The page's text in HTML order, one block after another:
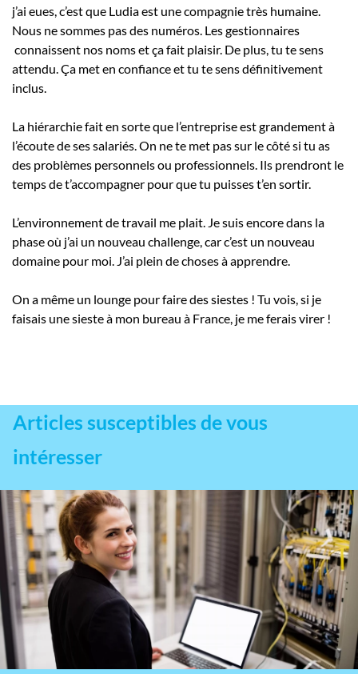
j’ai eues, c’est que Ludia est une compagnie très humaine.
Nous ne sommes pas des numéros. Les gestionnaires
connaissent nos noms et ça fait plaisir. De plus, tu te sens
attendu. Ça met en confiance et tu te sens définitivement
inclus.
La hiérarchie fait en sorte que l’entreprise est grandement à
l’écoute de ses salariés. On ne te met pas sur le côté si tu as
des problèmes personnels ou professionnels. Ils prendront le
temps de t’accompagner pour que tu puisses t’en sortir.
L’environnement de travail me plait. Je suis encore dans la
phase où j’ai un nouveau challenge, car c’est un nouveau
domaine pour moi. J’ai plein de choses à apprendre.
On a même un lounge pour faire des siestes ! Tu vois, si je
faisais une sieste à mon bureau à France, je me ferais virer !
Articles susceptibles de vous
intéresser